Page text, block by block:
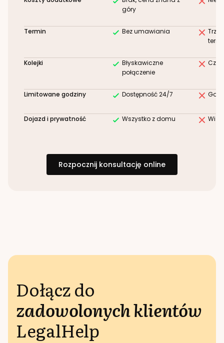
góry
Termin Bez umawiania
Kolejki
Błyskawiczne
połączenie
Limitowane godziny Dostępność 24/7
Dojazd i prywatność Wszystko z domu
Rozpocznij konsultację online
Dołącz do
zadowolonych klientów
LegalHelp